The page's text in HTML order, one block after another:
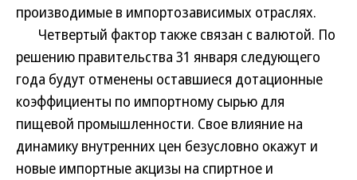
производимые в импортозависимых отраслях.
Четвертый фактор также связан с валютой. По
решению правительства 31 января следующего
года будут отменены оставшиеся дотационные
коэффициенты по импортному сырью для
пищевой промышленности. Свое влияние на
динамику внутренних цен безусловно окажут и
новые импортные акцизы на спиртное и